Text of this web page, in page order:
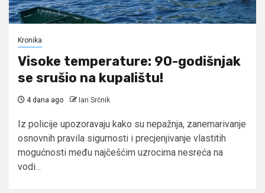
Kronika
Visoke temperature: 90-godišnjak
se srušio na kupalištu!
4 dana ago Ian Srčnik
Iz policije upozoravaju kako su nepažnja, zanemarivanje
osnovnih pravila sigurnosti i precjenjivanje vlastitih
mogućnosti među najčešćim uzrocima nesreća na
vodi...